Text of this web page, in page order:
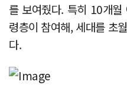
를 보여줬다. 특히 10개
령층이 참여해, 세대를 초
다.